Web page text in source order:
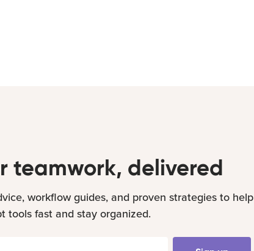
teamwork, delivered
workflow guides, and proven strategies to help
tools fast and stay organized.